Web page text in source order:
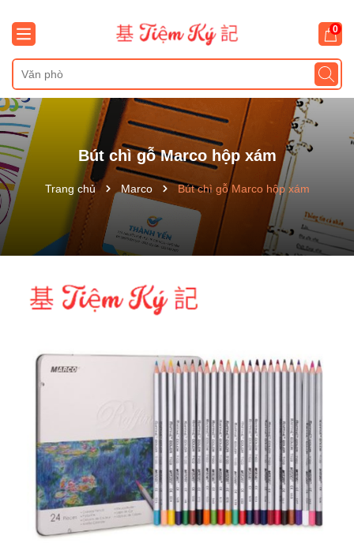
0
Bút chì gỗ Marco hộp xám
Trang chủ Marco Bút chì gỗ Marco hộp xám